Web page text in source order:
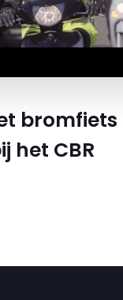
het CBR